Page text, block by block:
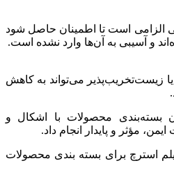
الزامی است تا اطمینان حاصل شود
و آسیبی به آن‌ها وارد نشده است.
یا زیست‌تخریب‌پذیر می‌تواند به کاهش
بسته‌بندی محصولات با اشکال و
مؤثر و پایدار انجام داد.